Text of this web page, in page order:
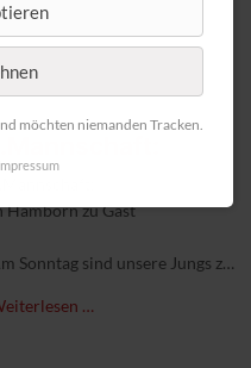
Hamborn zu Gast
Sonntag sind unsere Jungs zu
…
möchten niemanden Tracken.